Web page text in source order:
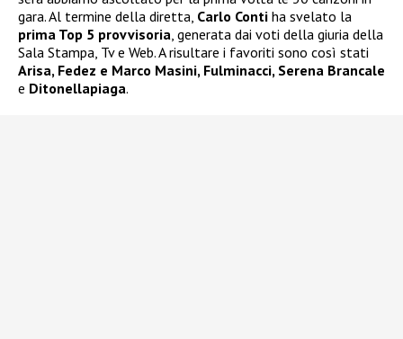
gara. Al termine della diretta, Carlo Conti ha svelato la
prima Top 5 provvisoria , generata dai voti della giuria della
Sala Stampa, Tv e Web. A risultare i favoriti sono così stati
Arisa, Fedez e Marco Masini, Fulminacci, Serena Brancale
e Ditonellapiaga.